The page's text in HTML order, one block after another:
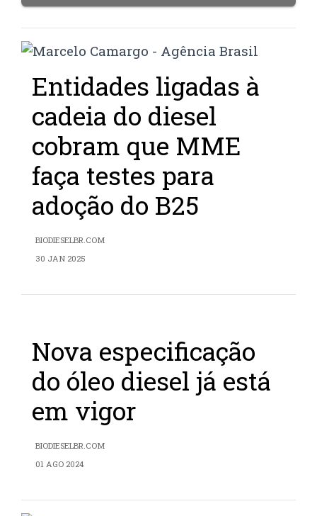
Entidades ligadas à
cadeia do diesel
cobram que MME
faça testes para
adoção do B25
BIODIESELBR.COM
30 JAN 2025
Nova especificação
do óleo diesel já está
em vigor
BIODIESELBR.COM
01 AGO 2024